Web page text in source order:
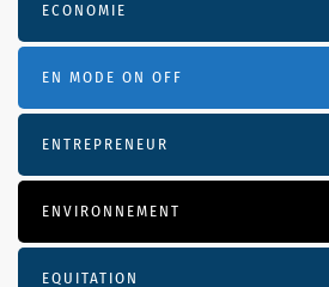
ECONOMIE
EN MODE ON OFF
ENTREPRENEUR
ENVIRONNEMENT
EQUITATION